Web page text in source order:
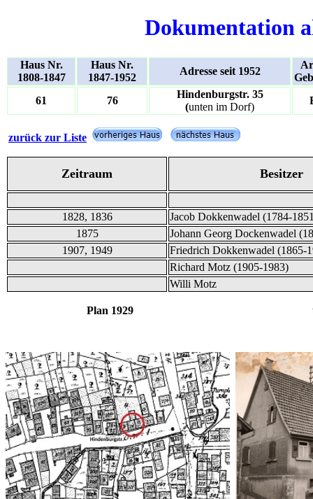
Dokumentation
Haus Nr.
1808-1847
Haus Nr.
1847-1952
Adresse seit 1952
61
76
Hindenburgstr. 35
(unten im Dorf)
zurück zur Liste
Zeitraum Besitzer
1828, 1836
Jacob Dokkenwadel (1784-
1875
Johann Georg Dockenwadel
1907, 1949
Friedrich Dokkenwadel (1865-
Richard Motz (1905-1983)
Willi Motz
Plan 1929 und